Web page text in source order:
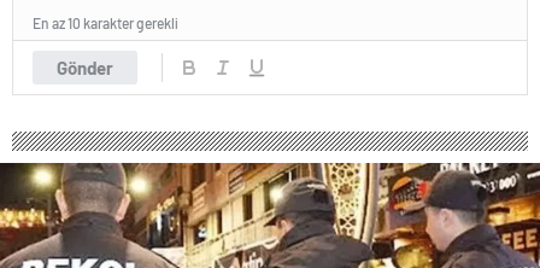
Gönder
En az 10 karakter gerekli